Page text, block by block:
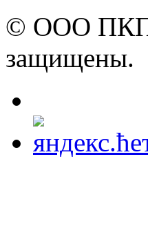
© ООО ПКП
защищены.